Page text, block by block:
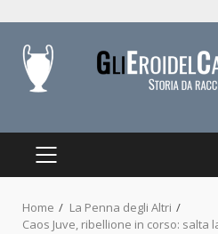
content
PRIMARY
Home
La Penna degli Altri
Caos Juve, ribellione in corso: salta